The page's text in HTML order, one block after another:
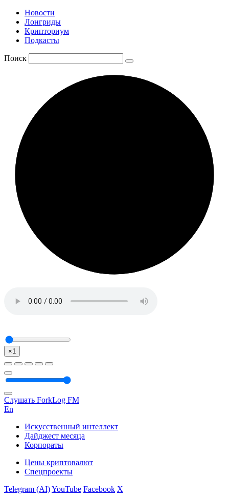
Новости
Лонгриды
Крипториум
Подкасты
Поиск
×1
Слушать ForkLog FM
En
Искусственный интеллект
Дайджест месяца
Корпораты
Цены криптовалют
Спецпроекты
Telegram (AI)YouTube Facebook X